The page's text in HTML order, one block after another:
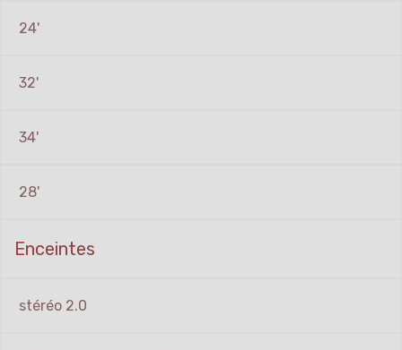
24'
32'
34'
28'
Enceintes
stéréo 2.0